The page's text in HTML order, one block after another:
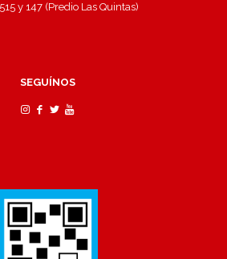
y 147 (Predio Las Quintas)
SEGUÍNOS